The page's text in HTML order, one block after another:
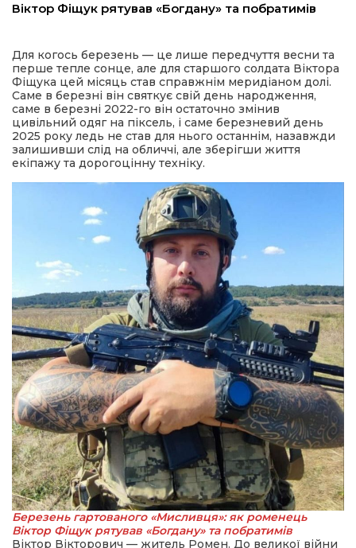
Віктор Фіщук рятував «Богдану» та побратимів
Для когось березень — це лише передчуття весни та
перше тепле сонце, але для старшого солдата Віктора
Фіщука цей місяць став справжнім меридіаном долі.
Саме в березні він святкує свій день народження,
саме в березні 2022-го він остаточно змінив
цивільний одяг на піксель, і саме березневий день
2025 року ледь не став для нього останнім, назавжди
залишивши слід на обличчі, але зберігши життя
екіпажу та дорогоцінну техніку.
Березень гартованого «Мисливця»: як роменець
Віктор Фіщук рятував «Богдану» та побратимів
Віктор Вікторович — житель Ромен. До великої війни